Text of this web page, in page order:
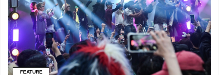
FEATURE